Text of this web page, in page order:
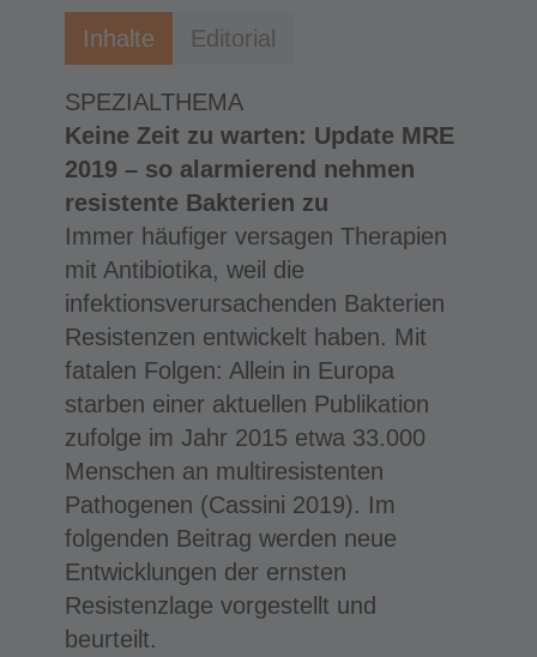
Inhalte Editorial
SPEZIALTHEMA
Keine Zeit zu warten: Update MRE
2019 – so alarmierend nehmen
resistente Bakterien zu
Immer häufiger versagen Therapien
mit Antibiotika, weil die
infektionsverursachenden Bakterien
Resistenzen entwickelt haben. Mit
fatalen Folgen: Allein in Europa
starben einer aktuellen Publikation
zufolge im Jahr 2015 etwa 33.000
Menschen an multiresistenten
Pathogenen (Cassini 2019). Im
folgenden Beitrag werden neue
Entwicklungen der ernsten
Resistenzlage vorgestellt und
beurteilt.